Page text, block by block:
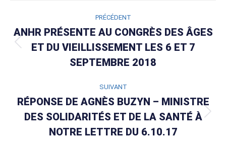
NAVIGATION
ARTICLE
PRÉCÉDENT
Article
précédent
ANHR PRÉSENTE AU CONGRÈS DES ÂGES
ET DU VIEILLISSEMENT LES 6 ET 7
SEPTEMBRE 2018
SUIVANT
Article
suivant
RÉPONSE DE AGNÈS BUZYN – MINISTRE
DES SOLIDARITÉS ET DE LA SANTÉ À
NOTRE LETTRE DU 6.10.17